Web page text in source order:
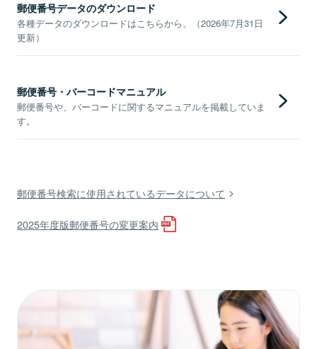
郵便番号データのダウンロード
各種データのダウンロードはこちらから。（2026年7月31日
更新）
郵便番号・バーコードマニュアル
郵便番号や、バーコードに関するマニュアルを掲載していま
す。
郵便番号検索に使用されているデータについて
2025年度版郵便番号の変更案内